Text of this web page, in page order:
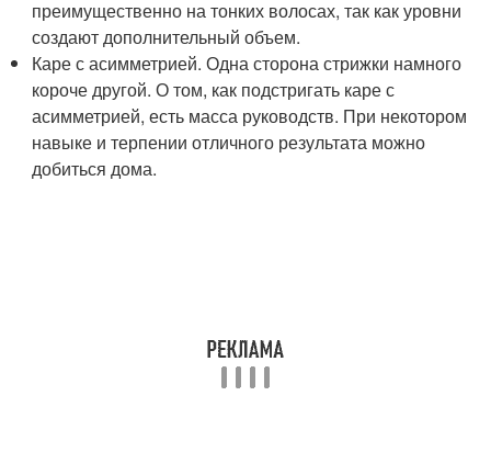
преимущественно на тонких волосах, так как уровни
создают дополнительный объем.
Каре с асимметрией. Одна сторона стрижки намного
короче другой. О том, как подстригать каре с
асимметрией, есть масса руководств. При некотором
навыке и терпении отличного результата можно
добиться дома.